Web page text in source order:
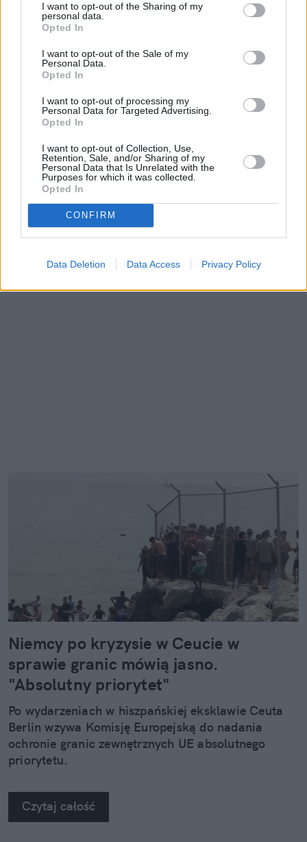
I want to opt-out of the Sharing of my
personal data.
Opted In
I want to opt-out of the Sale of my
Personal Data.
Opted In
I want to opt-out of processing my
Personal Data for Targeted Advertising.
Opted In
I want to opt-out of Collection, Use,
Retention, Sale, and/or Sharing of my
Personal Data that Is Unrelated with the
Purposes for which it was collected.
Opted In
CONFIRM
Data Deletion Data Access Privacy Policy
na własne oczy zobaczyć, jak profesjonaliści radzą
sobie z takimi uszkodzeniami.
Czytaj całość
Niemcy po kryzysie w Ceucie w
sprawie granic mówią jasno.
"Absolutny priorytet"
Po wydarzeniach w hiszpańskiej eksklawie Ceuta
Berlin wzywa Komisję Europejską do nadania
ochronie granic zewnętrznych UE absolutnego
priorytetu.
Czytaj całość